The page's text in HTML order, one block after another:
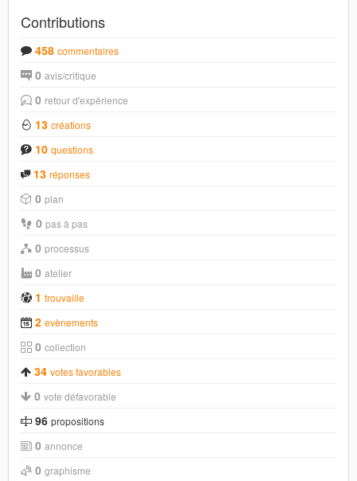
Contributions
458 commentaires
0 avis/critique
0 retour d'expérience
13 créations
10 questions
13 réponses
0 plan
0 pas à pas
0 processus
0 atelier
1 trouvaille
2 evènements
0 collection
34 votes favorables
0 vote défavorable
96 propositions
0 annonce
0 graphisme